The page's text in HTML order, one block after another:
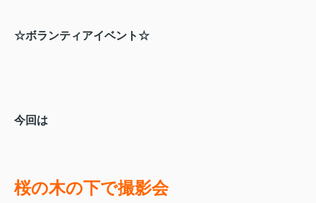
☆ボランティアイベント☆
今回 は
桜の木の下で撮影会